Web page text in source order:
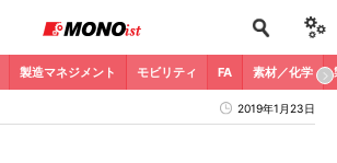
製造マネジメント モビリティ FA 素材／化学
2019年1月23日